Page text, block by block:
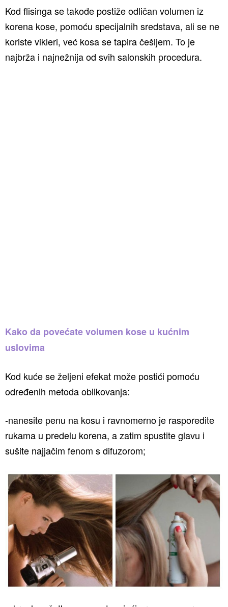
Kod flisinga se takođe postiže odličan volumen iz
korena kose, pomoću specijalnih sredstava, ali se ne
koriste vikleri, već kosa se tapira češljem. To je
najbrža i najnežnija od svih salonskih procedura.
Kako da povećate volumen kose u kućnim
uslovima
Kod kuće se željeni efekat može postići pomoću
određenih metoda oblikovanja:
-nanesite penu na kosu i ravnomerno je rasporedite
rukama u predelu korena, a zatim spustite glavu i
sušite najjačim fenom s difuzorom;